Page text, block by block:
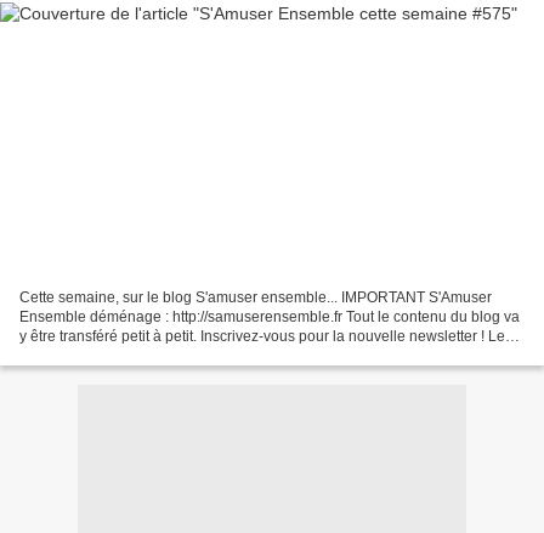
Cette semaine, sur le blog S'amuser ensemble... IMPORTANT S'Amuser
Ensemble déménage : http://samuserensemble.fr Tout le contenu du blog va
y être transféré petit à petit. Inscrivez-vous pour la nouvelle newsletter ! Le